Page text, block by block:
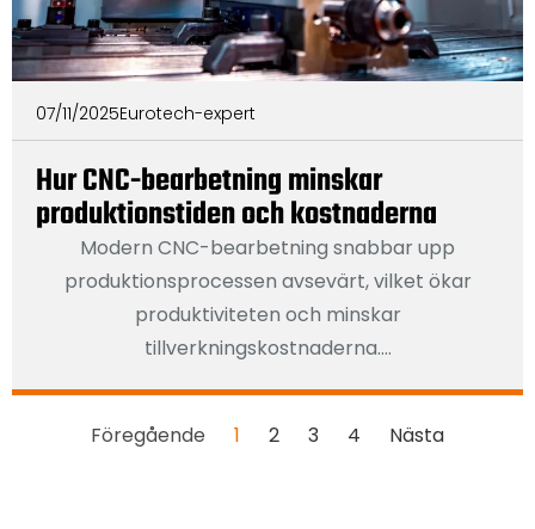
07/11/2025Eurotech-expert
Hur CNC-bearbetning minskar
produktionstiden och kostnaderna
Modern CNC-bearbetning snabbar upp
produktionsprocessen avsevärt, vilket ökar
produktiviteten och minskar
tillverkningskostnaderna....
Föregående 1 2 3 4 Nästa